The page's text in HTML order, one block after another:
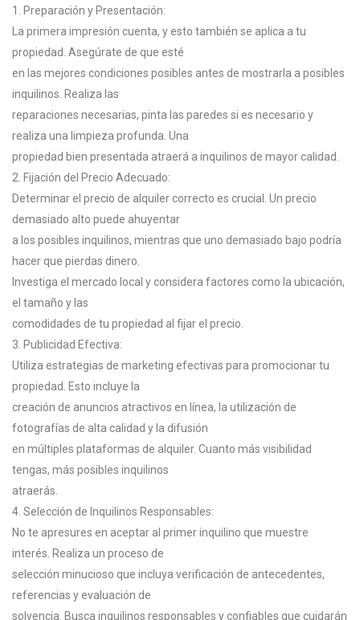
1. Preparación y Presentación:
La primera impresión cuenta, y esto también se aplica a tu
propiedad. Asegúrate de que esté
en las mejores condiciones posibles antes de mostrarla a posibles
inquilinos. Realiza las
reparaciones necesarias, pinta las paredes si es necesario y
realiza una limpieza profunda. Una
propiedad bien presentada atraerá a inquilinos de mayor calidad.
2. Fijación del Precio Adecuado:
Determinar el precio de alquiler correcto es crucial. Un precio
demasiado alto puede ahuyentar
a los posibles inquilinos, mientras que uno demasiado bajo podría
hacer que pierdas dinero.
Investiga el mercado local y considera factores como la ubicación,
el tamaño y las
comodidades de tu propiedad al fijar el precio.
3. Publicidad Efectiva:
Utiliza estrategias de marketing efectivas para promocionar tu
propiedad. Esto incluye la
creación de anuncios atractivos en línea, la utilización de
fotografías de alta calidad y la difusión
en múltiples plataformas de alquiler. Cuanto más visibilidad
tengas, más posibles inquilinos
atraerás.
4. Selección de Inquilinos Responsables:
No te apresures en aceptar al primer inquilino que muestre
interés. Realiza un proceso de
selección minucioso que incluya verificación de antecedentes,
referencias y evaluación de
solvencia. Busca inquilinos responsables y confiables que cuidarán